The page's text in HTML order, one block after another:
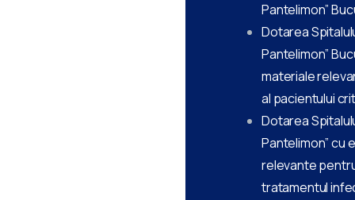
Pantelimon”
Dotarea
Pantelimon”
materiale
al pacientului
Dotarea
Pantelimon” cu
relevante
tratamentul